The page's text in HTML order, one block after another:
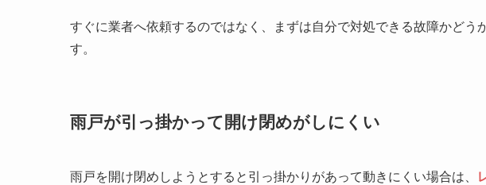
すぐに業者へ依頼するのではなく、まずは自分で対処できる故障かどう
す。
雨戸が引っ掛かって開け閉めがしにくい
雨戸を開け閉めしようとすると引っ掛かりがあって動きにくい場合は、